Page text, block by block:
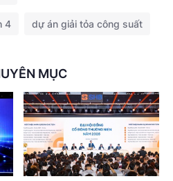
4 dự án giải tỏa công suất
MỤC